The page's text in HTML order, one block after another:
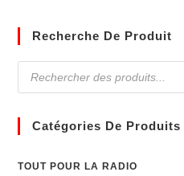
Recherche De Produit
Catégories De Produits
TOUT POUR LA RADIO